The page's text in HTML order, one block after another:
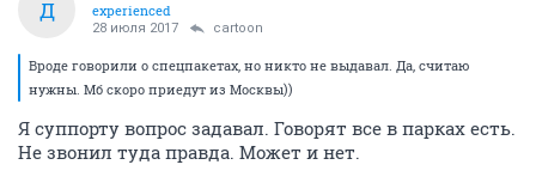
Д
experienced
28 июля 2017 cartoon
Вроде говорили о спецпакетах, но никто не выдавал. Да, считаю
нужны. Мб скоро приедут из Москвы))
Я суппорту вопрос задавал. Говорят все в парках есть.
Не звонил туда правда. Может и нет.